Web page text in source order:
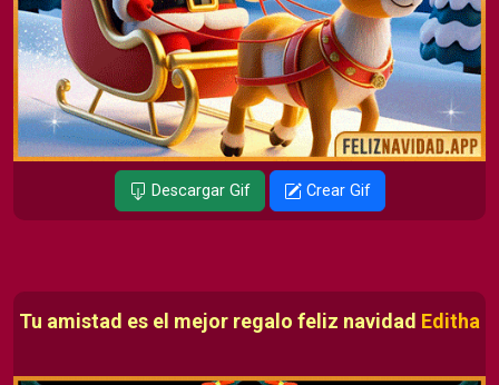
Descargar Gif Crear Gif
Tu amistad es el mejor regalo feliz navidad Editha